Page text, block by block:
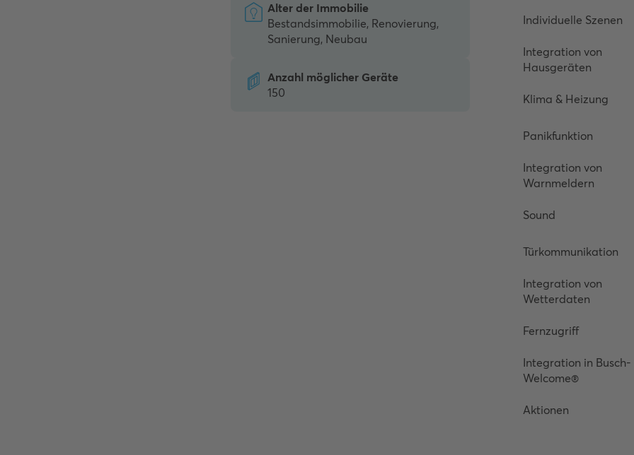
Alter der Immobilie
Bestandsimmobilie, Renovierung,
Sanierung, Neubau
Anzahl möglicher Geräte
150
Individuelle Szenen
Integration von
Hausgeräten
Klima & Heizung
Panikfunktion
Integration von
Warnmeldern
Sound
Türkommunikation
Integration von
Wetterdaten
Fernzugriff
Integration in Busch-
Welcome®
Aktionen